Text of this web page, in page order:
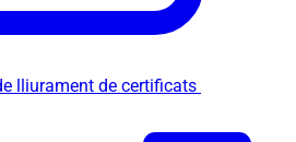
lliurament de certificats